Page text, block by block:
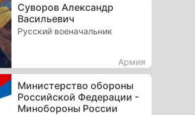
Суворов Александр
Васильевич
Русский военачальник
Армия
Министерство обороны
Российской Федерации -
Минобороны России